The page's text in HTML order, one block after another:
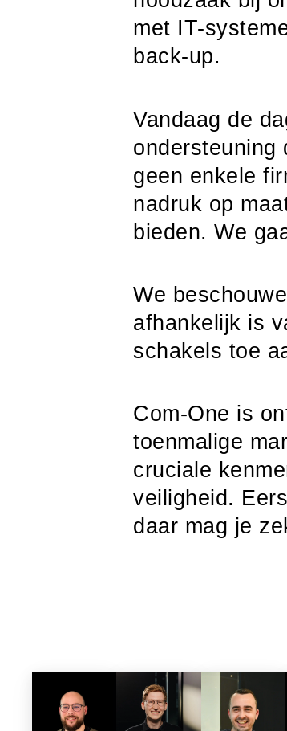
met IT-
back-up.
Vandaag de
ondersteuning
geen enkele
nadruk op
bieden. We
We
afhankelijk is
schakels toe
Com-One is
toenmalige
cruciale
veiligheid.
daar mag je